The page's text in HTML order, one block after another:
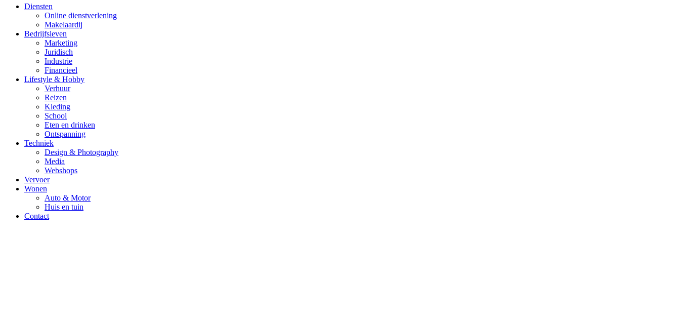
Diensten
Online dienstverlening
Makelaardij
Bedrijfsleven
Marketing
Juridisch
Industrie
Financieel
Lifestyle & Hobby
Verhuur
Reizen
Kleding
School
Eten en drinken
Ontspanning
Techniek
Design & Photography
Media
Webshops
Vervoer
Wonen
Auto & Motor
Huis en tuin
Contact